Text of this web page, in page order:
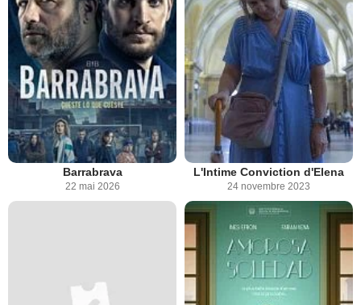
Barrabrava
22 mai 2026
L'Intime Conviction d'Elena
24 novembre 2023